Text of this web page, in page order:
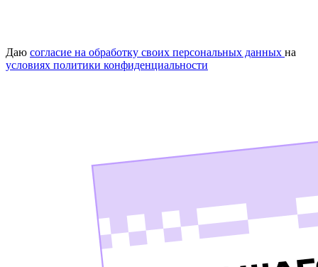
Даю согласие на обработку своих персональных данных на
условиях политики конфиденциальности